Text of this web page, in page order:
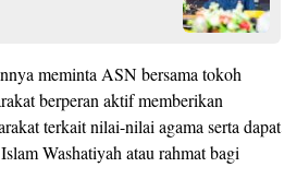
meminta ASN bersama tokoh
berperan aktif memberikan
terkait nilai-nilai agama serta dapat
Washatiyah atau rahmat bagi